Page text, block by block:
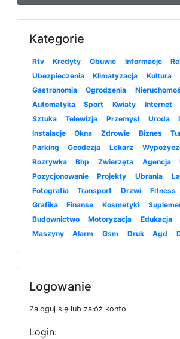
Kategorie
Rtv Kredyty Obuwie Informacje
Ubezpieczenia
Klimatyzacja Kultura
Gastronomia
Ogrodzenia
Automatyka
Sport Kwiaty Internet
Sztuka
Telewizja Przemysł Uroda
Instalacje
Okna Zdrowie Biznes
Parking
Geodezja Lekarz
Rozrywka
Bhp Zwierzęta Agencja
Pozycjonowanie
Projekty Ubrania
Fotografia
Transport Drzwi Fitness
Grafika
Finanse Kosmetyki
Budownictwo
Motoryzacja Edukacja
Maszyny
Alarm Gsm Druk Agd
Logowanie
Zaloguj się lub załóż konto
Login: